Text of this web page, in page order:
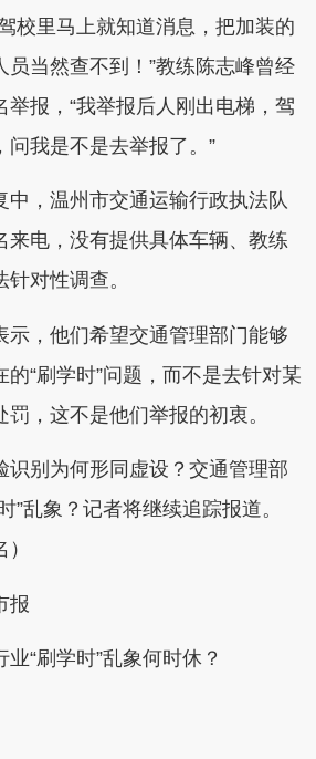
校里马上就知道消息，把加装的
员当然查不到！”教练陈志峰曾经
举报，“我举报后人刚出电梯，驾
问我是不是去举报了。”
中，温州市交通运输行政执法队
来电，没有提供具体车辆、教练
对性调查。
示，他们希望交通管理部门能够
“刷学时”问题，而不是去针对某
，这不是他们举报的初衷。
识别为何形同虚设？交通管理部
”乱象？记者将继续追踪报道。
报
“刷学时”乱象何时休？